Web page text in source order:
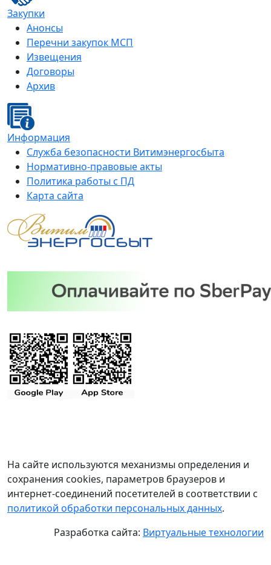
Закупки
Анонсы
Перечни закупок МСП
Извещения
Договоры
Архив
Информация
Служба безопасности Витимэнергосбыта
Нормативно-правовые акты
Политика работы с ПД
Карта сайта
На сайте используются механизмы определения и
сохранения cookies, параметров браузеров и
интернет-соединений посетителей в соответствии с
политикой обработки персональных данных.
Разработка сайта: Виртуальные технологии